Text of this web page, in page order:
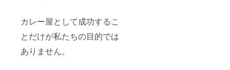
カレー屋として成功するこ
とだけが私たちの目的では
ありません。